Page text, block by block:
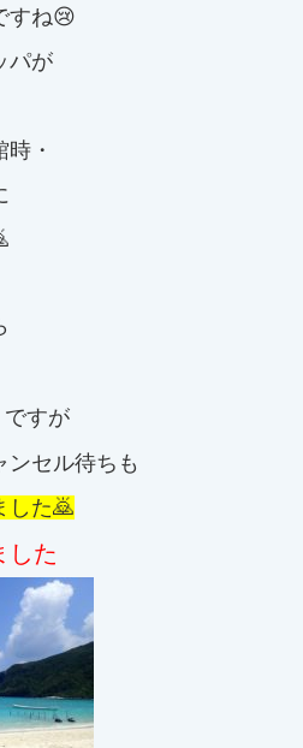
7264
｜土祝 9:00～21:00
お問い合わせ
グスクールの
込みはこちら!
すね😢
パが
・
ですが
ンセル待ちも
した🙇
した